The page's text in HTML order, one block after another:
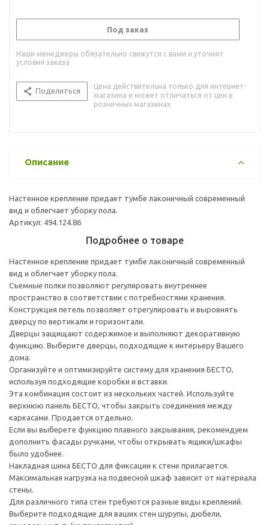
Под заказ
Наши менеджеры обязательно свяжутся с вами и уточнят
условия заказа
Поделиться
Цена действительна только для интернет-
магазина и может отличаться от цен в
розничных магазинах
Описание
Настенное крепление придает тумбе лаконичный современный
вид и облегчает уборку пола.
Артикул: 494.124.86
Подробнее о товаре
Настенное крепление придает тумбе лаконичный современный
вид и облегчает уборку пола.
Съемные полки позволяют регулировать внутреннее
пространство в соответствии с потребностями хранения.
Конструкция петель позволяет отрегулировать и выровнять
дверцу по вертикали и горизонтали.
Дверцы защищают содержимое и выполняют декоративную
функцию. Выберите дверцы, подходящие к интерьеру Вашего
дома.
Организуйте и оптимизируйте систему для хранения БЕСТО,
используя подходящие коробки и вставки.
Эта комбинация состоит из нескольких частей. Используйте
верхнюю панель БЕСТО, чтобы закрыть соединения между
каркасами. Продается отдельно.
Если вы выберете функцию плавного закрывания, рекомендуем
дополнить фасады ручками, чтобы открывать ящики/шкафы
было удобнее.
Накладная шина БЕСТО для фиксации к стене прилагается.
Максимальная нагрузка на подвесной шкаф зависит от материала
стены.
Для различного типа стен требуются разные виды креплений.
Выберите подходящие для ваших стен шурупы, дюбели,